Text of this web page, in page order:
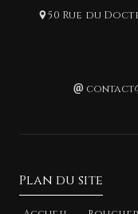
50 Rue du
Plan du site